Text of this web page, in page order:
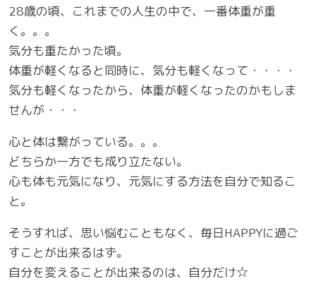
28歳の頃、これまでの人生の中で、一番体重が重
く。。。
気分も重たかった頃。
体重が軽くなると同時に、気分も軽くなって・・・・
気分も軽くなったから、体重が軽くなったのかもしま
せんが・・・
心と体は繋がっている。。。
どちらか一方でも成り立たない。
心も体も元気になり、元気にする方法を自分で知るこ
と。
そうすれば、思い悩むこともなく、毎日HAPPYに過ご
すことが出来るはず。
自分を変えることが出来るのは、自分だけ☆